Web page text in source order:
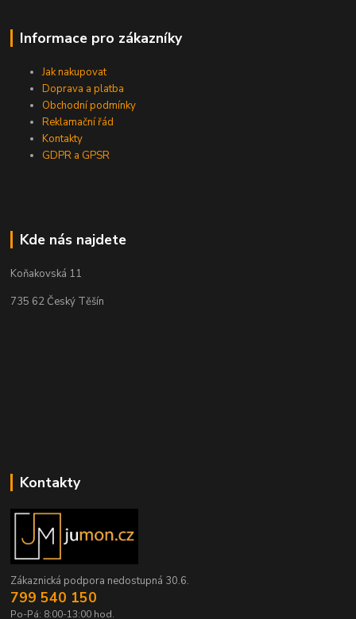
Informace pro zákazníky
Jak nakupovat
Doprava a platba
Obchodní podmínky
Reklamační řád
Kontakty
GDPR a GPSR
Kde nás najdete
Koňakovská 11
735 62 Český Těšín
Kontakty
Zákaznická podpora nedostupná 30.6.
799 540 150
Po-Pá: 8:00-13:00 hod.